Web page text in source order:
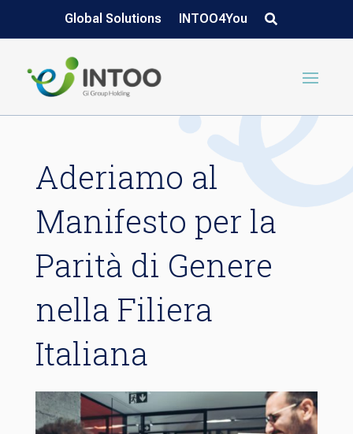
Global Solutions INTOO4You
Aderiamo al
Manifesto per la
Parità di Genere
nella Filiera
Italiana